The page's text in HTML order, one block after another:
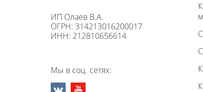
ИП Олаев В.А.
ОГРН: 314213016200017
ИНН: 212810656614
Мы в соц. сетях: